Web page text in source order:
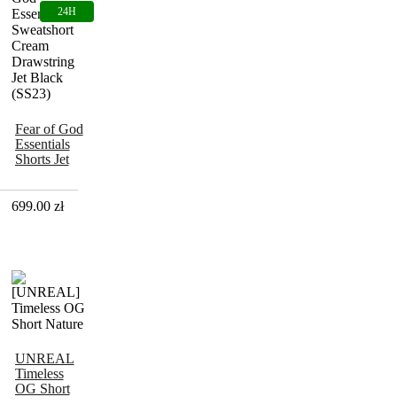
Fear of God
Essentials
Shorts Jet
(SS23)
699.00 zł
UNREAL
Timeless
OG Short